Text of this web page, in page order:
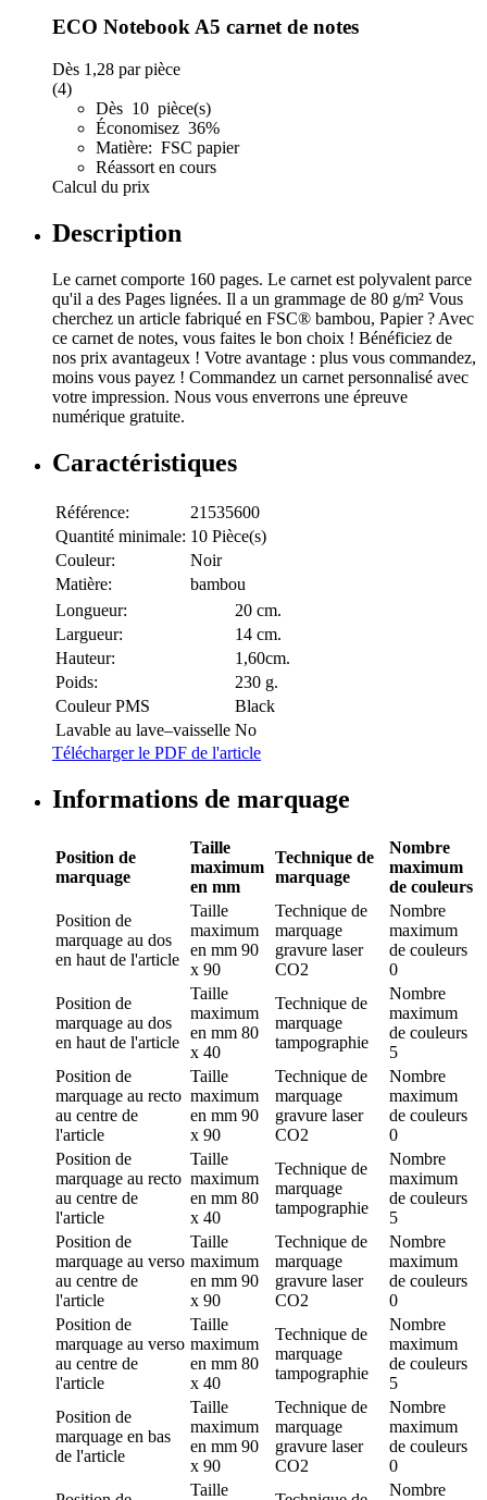
ECO Notebook A5 carnet de notes
Dès 1,28 par pièce
(4)
Dès 10 pièce(s)
Économisez 36%
Matière: FSC papier
Réassort en cours
Calcul du prix
Description
Le carnet comporte 160 pages. Le carnet est polyvalent parce
qu'il a des Pages lignées. Il a un grammage de 80 g/m² Vous
cherchez un article fabriqué en FSC® bambou, Papier ? Avec
ce carnet de notes, vous faites le bon choix ! Bénéficiez de
nos prix avantageux ! Votre avantage : plus vous commandez,
moins vous payez ! Commandez un carnet personnalisé avec
votre impression. Nous vous enverrons une épreuve
numérique gratuite.
Caractéristiques
Référence:
21535600
Quantité minimale: 10 Pièce(s)
Couleur:
Noir
Matière:
bambou
Longueur:
20 cm.
Largueur:
14 cm.
Hauteur:
1,60cm.
Poids:
230 g.
Couleur PMS
Black
Lavable au lave–vaisselle No
Télécharger le PDF de l'article
Informations de marquage
Position de
marquage
Taille
maximum
en mm
Technique de
marquage
Nombre
maximum
de couleurs
Position de
marquage au dos
en haut de l'article
Taille
maximum
en mm 90
x 90
Technique de
marquage
gravure laser
CO2
Nombre
maximum
de couleurs
0
Position de
marquage au dos
en haut de l'article
Taille
maximum
en mm 80
x 40
Technique de
marquage
tampographie
Nombre
maximum
de couleurs
5
Position de
marquage au recto
au centre de
l'article
Taille
maximum
en mm 90
x 90
Technique de
marquage
gravure laser
CO2
Nombre
maximum
de couleurs
0
Position de
marquage au recto
au centre de
l'article
Taille
maximum
en mm 80
x 40
Technique de
marquage
tampographie
Nombre
maximum
de couleurs
5
Position de
marquage au verso
au centre de
l'article
Taille
maximum
en mm 90
x 90
Technique de
marquage
gravure laser
CO2
Nombre
maximum
de couleurs
0
Position de
marquage au verso
au centre de
l'article
Taille
maximum
en mm 80
x 40
Technique de
marquage
tampographie
Nombre
maximum
de couleurs
5
Position de
marquage en bas
de l'article
Taille
maximum
en mm 90
x 90
Technique de
marquage
gravure laser
CO2
Nombre
maximum
de couleurs
0
Taille
Nombre